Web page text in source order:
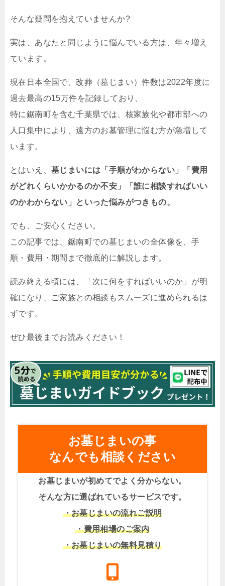
そんな疑問を抱えていませんか?
実は、あなたと同じように悩んでいる方は、年々増え
ています。
現在日本全国で、改葬（墓じまい）件数は2022年度に
過去最高の15万件を記録しており、
特に鋸南町を含む千葉県では、核家族化や都市部への
人口集中により、遠方のお墓管理に悩む方が急増して
います。
とはいえ、 墓じまいには「手順がわからない」「費用
がどれくらいかかるのか不安」「誰に相談すればいい
のかわからない」といった悩みがつきもの。
でも、ご安心ください。
この記事では、鋸南町での墓じまいの全体像を、手
順・費用・期間まで徹底的に解説します。
読み終える頃には、「次に何をすればいいのか」が明
確になり、ご家族との相談もスムーズに進められるは
ずです。
ぜひ最後までお読みください！
お墓じまいの事
なんでも相談ください
お墓じまいが初めてでよく分からない。
そんな方に選ばれているサービスです。
・お墓じまいの流れご説明
・費用相場のご案内
・お墓じまいの無料見積り